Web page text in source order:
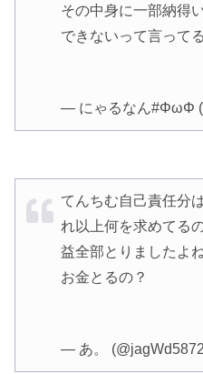
その中身に一部納得
できないって言って
— にゃるなん#ΦωΦ
てんちむ自己責任分
れ以上何を求めてる
益全部とりましたよ
お金とるの？
— あ。